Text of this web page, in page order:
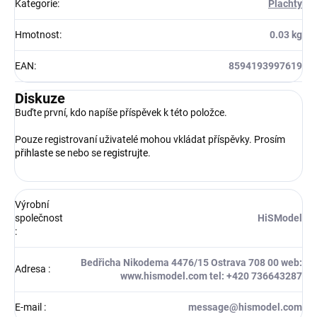
Kategorie: Plachty
Hmotnost: 0.03 kg
EAN: 8594193997619
Diskuze
Buďte první, kdo napíše příspěvek k této položce.
Pouze registrovaní uživatelé mohou vkládat příspěvky. Prosím
přihlaste se nebo se registrujte.
Výrobní
společnost
:
HiSModel
Adresa :
Bedřicha Nikodema 4476/15 Ostrava 708 00 web:
www.hismodel.com tel: +420 736643287
E-mail : message@hismodel.com